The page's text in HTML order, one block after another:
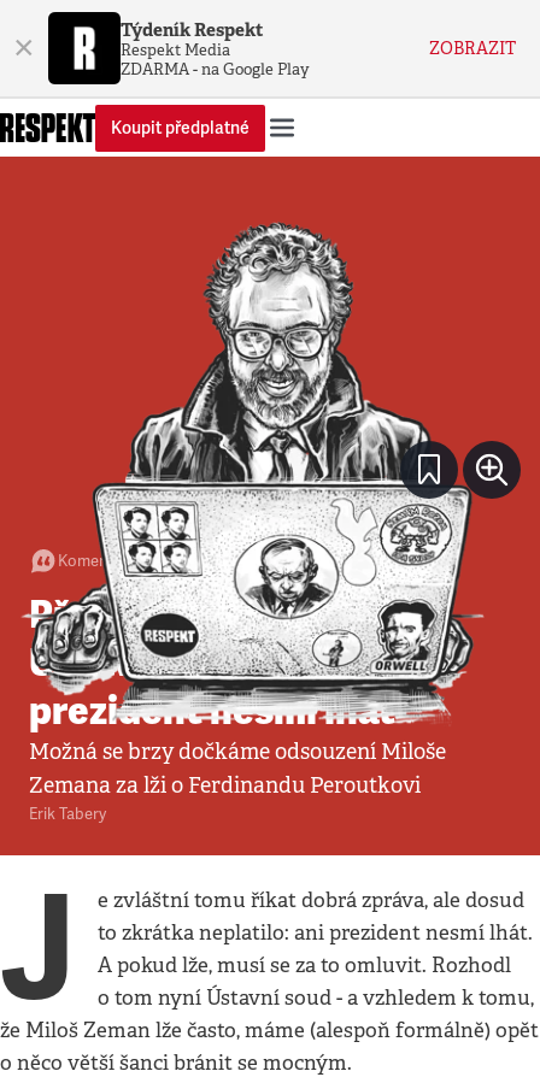
× Týdeník Respekt
Respekt Media
ZDARMA - na Google Play
ZOBRAZIT
Koupit předplatné
Komentář•9. 2. 2021•3 minuty
Převratné rozhodnutí
Ústavního soudu: Ani
prezident nesmí lhát
Možná se brzy dočkáme odsouzení Miloše
Zemana za lži o Ferdinandu Peroutkovi
Erik Tabery
J
e zvláštní tomu říkat dobrá zpráva, ale dosud
to zkrátka neplatilo: ani prezident nesmí lhát.
A pokud lže, musí se za to omluvit. Rozhodl
o tom nyní Ústavní soud - a vzhledem k tomu,
že Miloš Zeman lže často, máme (alespoň formálně) opět
o něco větší šanci bránit se mocným.